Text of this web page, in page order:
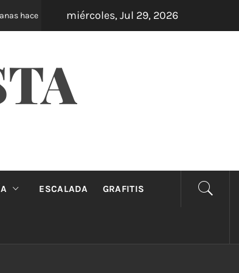
hace Oveja Negra: el unipersonal que se ríe de los
miércoles, Jul 29, 2026
ESCALADA GRAFITIS